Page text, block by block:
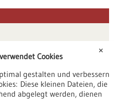
✕
Cookies
gestalten und verbessern
Diese kleinen Dateien, die
abgelegt werden, dienen